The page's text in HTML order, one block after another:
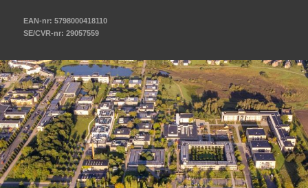
EAN-nr: 5798000418110
SE/CVR-nr: 29057559